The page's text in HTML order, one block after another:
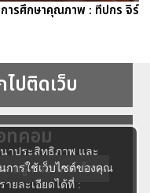
าประสิทธิภาพ และ
การใช้เว็บไซต์ของคุณ
ยละเอียดได้ที่ :
การศึกษาคุณภาพ : ทีปกร จิร์
ปติดเว็บ
ทคอม
ามรู้ การศึกษาไทย